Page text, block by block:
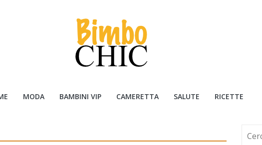
MODA BAMBINI VIP CAMERETTA SALUTE RICETTE